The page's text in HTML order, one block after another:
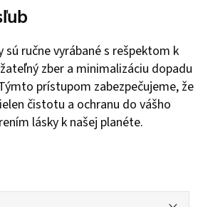
sú ručne vyrábané s rešpektom k
zber a minimalizáciu dopadu
prístupom zabezpečujeme, že
čistotu a ochranu do vášho
lásky k našej planéte.